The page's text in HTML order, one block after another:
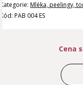
Kategorie: Mléka, peelingy,
Kód: PAB 004 ES
Cena